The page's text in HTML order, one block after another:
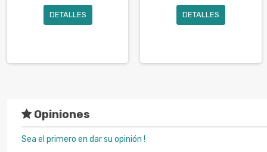
DETALLES DETALLES
Opiniones
Sea el primero en dar su opinión !